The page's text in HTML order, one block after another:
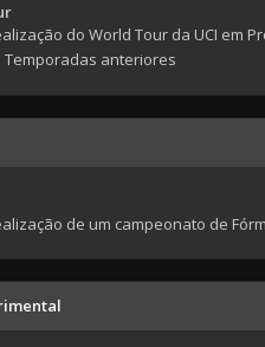
do World Tour da UCI em
Temporadas anteriores
de um campeonato de